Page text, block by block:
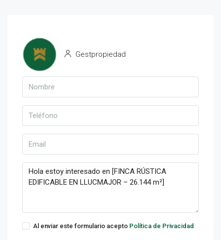
Gestpropiedad
Al enviar este formulario acepto Política de Privacidad